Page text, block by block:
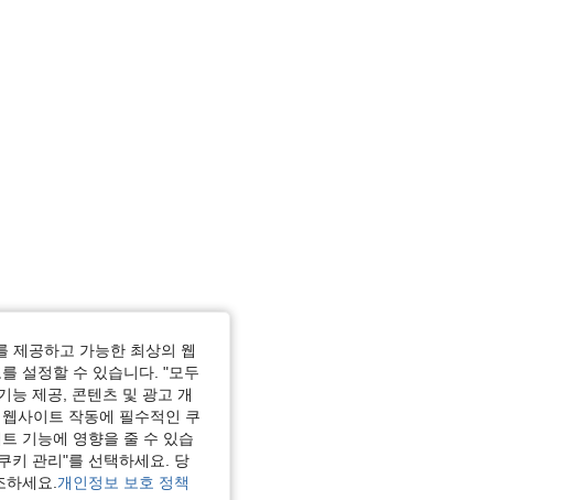
XXS
제공하고 가능한 최상의 웹
설정할 수 있습니다. "모두
능 제공, 콘텐츠 및 광고 개
사이트 작동에 필수적인 쿠
기능에 영향을 줄 수 있습
키 관리"를 선택하세요. 당
세요. 개인정보 보호 정책